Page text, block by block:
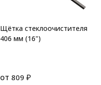
Щётка стеклоочистителя
406 мм (16")
от 809 ₽